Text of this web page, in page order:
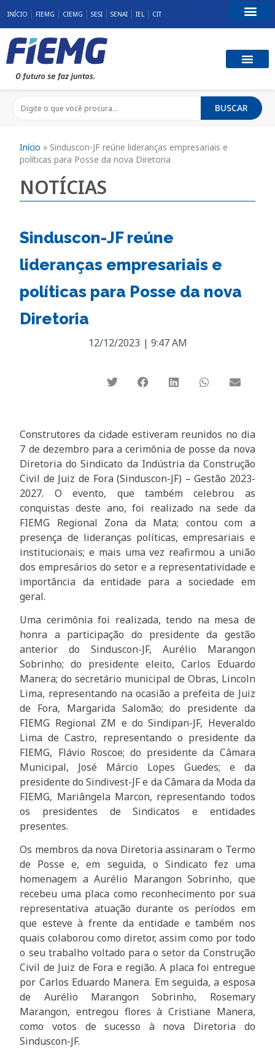
INÍCIO FIEMG CIEMG SESI SENAI IEL CIT
BUSCAR
Início » Sinduscon-JF reúne lideranças empresariais e
políticas para Posse da nova Diretoria
NOTÍCIAS
Sinduscon-JF reúne
lideranças empresariais e
políticas para Posse da nova
Diretoria
12/12/2023 | 9:47 AM
Construtores da cidade estiveram reunidos no dia
7 de dezembro para a cerimônia de posse da nova
Diretoria do Sindicato da Indústria da Construção
Civil de Juiz de Fora (Sinduscon-JF) – Gestão 2023-
2027. O evento, que também celebrou as
conquistas deste ano, foi realizado na sede da
FIEMG Regional Zona da Mata; contou com a
presença de lideranças políticas, empresariais e
institucionais; e mais uma vez reafirmou a união
dos empresários do setor e a representatividade e
importância da entidade para a sociedade em
geral.
Uma cerimônia foi realizada, tendo na mesa de
honra a participação do presidente da gestão
anterior do Sinduscon-JF, Aurélio Marangon
Sobrinho; do presidente eleito, Carlos Eduardo
Manera; do secretário municipal de Obras, Lincoln
Lima, representando na ocasião a prefeita de Juiz
de Fora, Margarida Salomão; do presidente da
FIEMG Regional ZM e do Sindipan-JF, Heveraldo
Lima de Castro, representando o presidente da
FIEMG, Flávio Roscoe; do presidente da Câmara
Municipal, José Márcio Lopes Guedes; e da
presidente do Sindivest-JF e da Câmara da Moda da
FIEMG, Mariângela Marcon, representando todos
os presidentes de Sindicatos e entidades
presentes.
Os membros da nova Diretoria assinaram o Termo
de Posse e, em seguida, o Sindicato fez uma
homenagem a Aurélio Marangon Sobrinho, que
recebeu uma placa como reconhecimento por sua
representativa atuação durante os períodos em
que esteve à frente da entidade e também nos
quais colaborou como diretor, assim como por todo
o seu trabalho voltado para o setor da Construção
Civil de Juiz de Fora e região. A placa foi entregue
por Carlos Eduardo Manera. Em seguida, a esposa
de Aurélio Marangon Sobrinho, Rosemary
Marangon, entregou flores à Cristiane Manera,
como votos de sucesso à nova Diretoria do
Sinduscon-JF.